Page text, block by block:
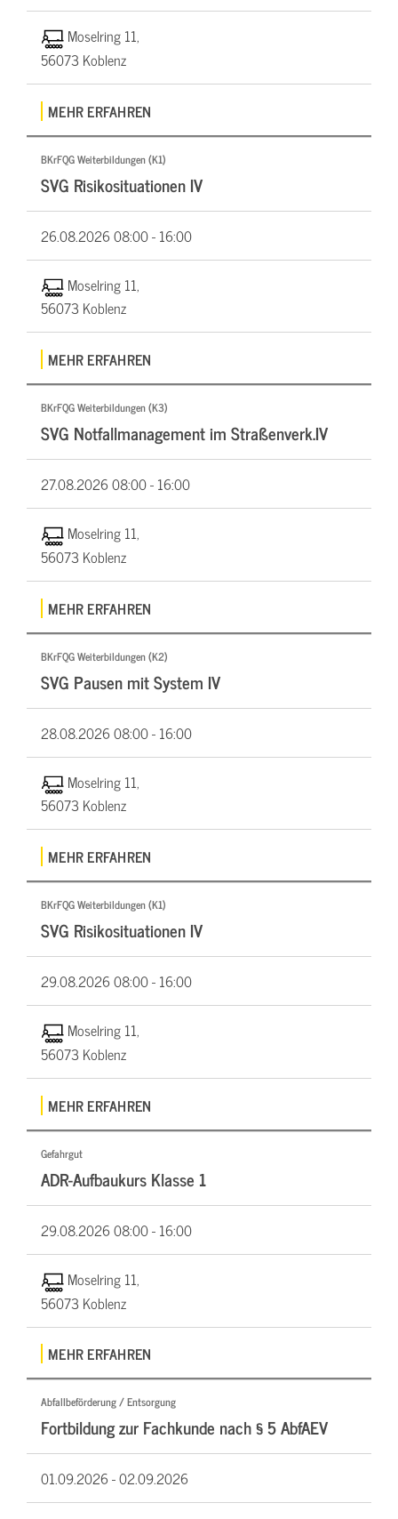
Moselring 11,
56073 Koblenz
MEHR ERFAHREN
BKrFQG Weiterbildungen (K1)
SVG Risikosituationen IV
26.08.202608:00 - 16:00
Moselring 11,
56073 Koblenz
MEHR ERFAHREN
BKrFQG Weiterbildungen (K3)
SVG Notfallmanagement im Straßenverk.IV
27.08.202608:00 - 16:00
Moselring 11,
56073 Koblenz
MEHR ERFAHREN
BKrFQG Weiterbildungen (K2)
SVG Pausen mit System IV
28.08.202608:00 - 16:00
Moselring 11,
56073 Koblenz
MEHR ERFAHREN
BKrFQG Weiterbildungen (K1)
SVG Risikosituationen IV
29.08.202608:00 - 16:00
Moselring 11,
56073 Koblenz
MEHR ERFAHREN
Gefahrgut
ADR-Aufbaukurs Klasse 1
29.08.202608:00 - 16:00
Moselring 11,
56073 Koblenz
MEHR ERFAHREN
Abfallbeförderung / Entsorgung
Fortbildung zur Fachkunde nach § 5 AbfAEV
01.09.2026 -02.09.2026